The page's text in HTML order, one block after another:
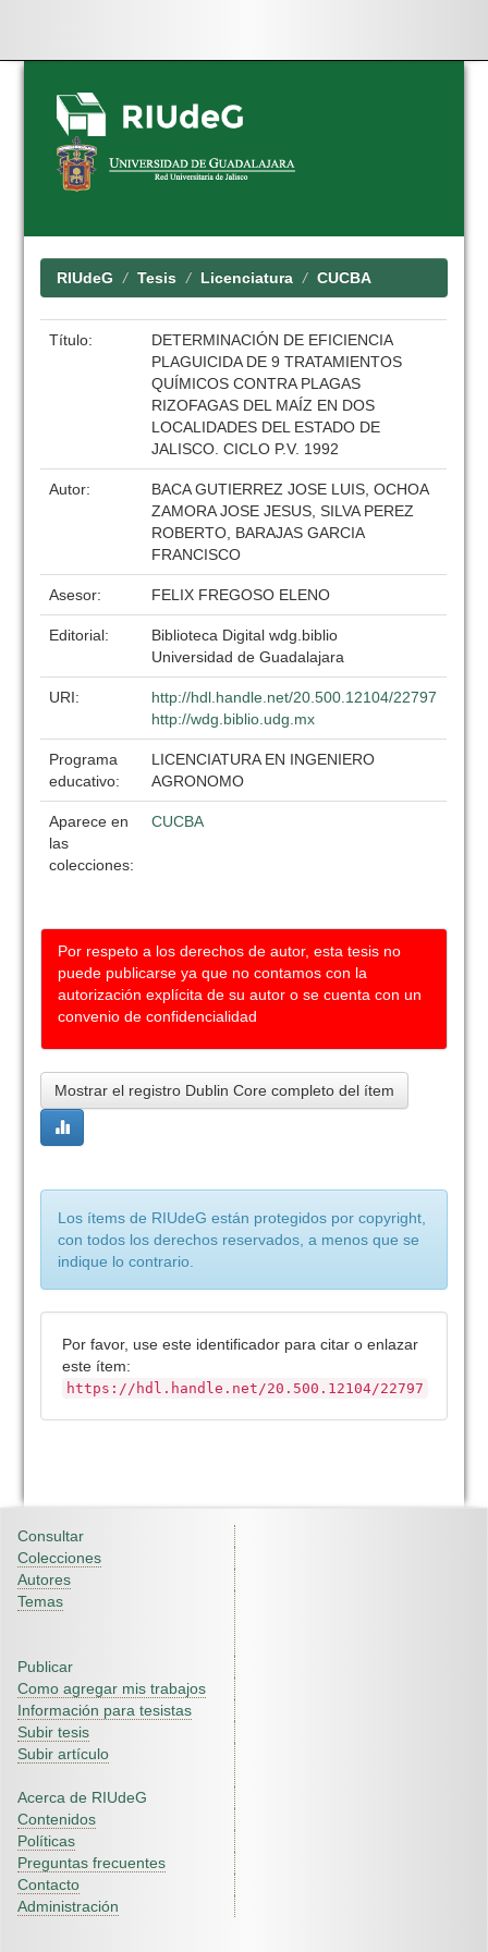
Skip
navigation
RIUdeG Tesis Licenciatura CUCBA
Título:
DETERMINACIÓN DE EFICIENCIA
PLAGUICIDA DE 9 TRATAMIENTOS
QUÍMICOS CONTRA PLAGAS
RIZOFAGAS DEL MAÍZ EN DOS
LOCALIDADES DEL ESTADO DE
JALISCO. CICLO P.V. 1992
Autor:
BACA GUTIERREZ JOSE LUIS, OCHOA
ZAMORA JOSE JESUS, SILVA PEREZ
ROBERTO, BARAJAS GARCIA
FRANCISCO
Asesor: FELIX FREGOSO ELENO
Editorial:
Biblioteca Digital wdg.biblio
Universidad de Guadalajara
URI:
http://hdl.handle.net/20.500.12104/22797
http://wdg.biblio.udg.mx
Programa
educativo:
LICENCIATURA EN INGENIERO
AGRONOMO
Aparece en
las
colecciones:
CUCBA
Por respeto a los derechos de autor, esta tesis no
puede publicarse ya que no contamos con la
autorización explícita de su autor o se cuenta con un
convenio de confidencialidad
Mostrar el registro Dublin Core completo del ítem
Los ítems de RIUdeG están protegidos por copyright,
con todos los derechos reservados, a menos que se
indique lo contrario.
Por favor, use este identificador para citar o enlazar
este ítem:
https://hdl.handle.net/20.500.12104/22797
Consultar
Colecciones
Autores
Temas
Publicar
Como agregar mis trabajos
Información para tesistas
Subir tesis
Subir artículo
Acerca de RIUdeG
Contenidos
Políticas
Preguntas frecuentes
Contacto
Administración